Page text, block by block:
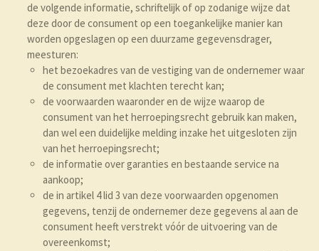
de volgende informatie, schriftelijk of op zodanige wijze dat
deze door de consument op een toegankelijke manier kan
worden opgeslagen op een duurzame gegevensdrager,
meesturen:
het bezoekadres van de vestiging van de ondernemer waar
de consument met klachten terecht kan;
de voorwaarden waaronder en de wijze waarop de
consument van het herroepingsrecht gebruik kan maken,
dan wel een duidelijke melding inzake het uitgesloten zijn
van het herroepingsrecht;
de informatie over garanties en bestaande service na
aankoop;
de in artikel 4 lid 3 van deze voorwaarden opgenomen
gegevens, tenzij de ondernemer deze gegevens al aan de
consument heeft verstrekt vóór de uitvoering van de
overeenkomst;